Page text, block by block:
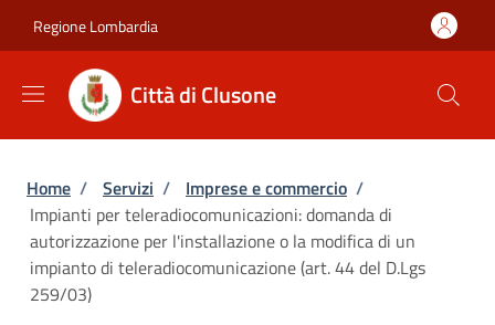
Regione Lombardia
Città di Clusone
Briciole di pane
Home / Servizi / Imprese e commercio /
Impianti per teleradiocomunicazioni: domanda di
autorizzazione per l'installazione o la modifica di un
impianto di teleradiocomunicazione (art. 44 del D.Lgs
259/03)